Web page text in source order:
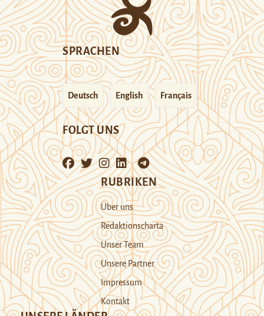
SPRACHEN
Deutsch English Français
FOLGT UNS
RUBRIKEN
Über uns
Redaktionscharta
Unser Team
Unsere Partner
Impressum
Kontakt